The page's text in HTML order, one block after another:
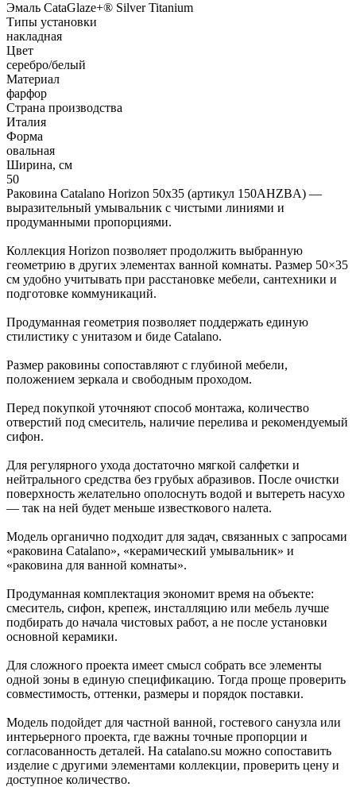
Эмаль CataGlaze+® Silver Titanium
Типы установки
накладная
Цвет
серебро/белый
Материал
фарфор
Страна производства
Италия
Форма
овальная
Ширина, см
50
Раковина Catalano Horizon 50x35 (артикул 150AHZBA) —
выразительный умывальник с чистыми линиями и
продуманными пропорциями.
Коллекция Horizon позволяет продолжить выбранную
геометрию в других элементах ванной комнаты. Размер 50×35
см удобно учитывать при расстановке мебели, сантехники и
подготовке коммуникаций.
Продуманная геометрия позволяет поддержать единую
стилистику с унитазом и биде Catalano.
Размер раковины сопоставляют с глубиной мебели,
положением зеркала и свободным проходом.
Перед покупкой уточняют способ монтажа, количество
отверстий под смеситель, наличие перелива и рекомендуемый
сифон.
Для регулярного ухода достаточно мягкой салфетки и
нейтрального средства без грубых абразивов. После очистки
поверхность желательно ополоснуть водой и вытереть насухо
— так на ней будет меньше известкового налета.
Модель органично подходит для задач, связанных с запросами
«раковина Catalano», «керамический умывальник» и
«раковина для ванной комнаты».
Продуманная комплектация экономит время на объекте:
смеситель, сифон, крепеж, инсталляцию или мебель лучше
подбирать до начала чистовых работ, а не после установки
основной керамики.
Для сложного проекта имеет смысл собрать все элементы
одной зоны в единую спецификацию. Тогда проще проверить
совместимость, оттенки, размеры и порядок поставки.
Модель подойдет для частной ванной, гостевого санузла или
интерьерного проекта, где важны точные пропорции и
согласованность деталей. На catalano.su можно сопоставить
изделие с другими элементами коллекции, проверить цену и
доступное количество.